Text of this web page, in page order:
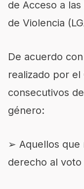
de Acceso a
de Violencia
De acuerdo
realizado por
consecutivos
género:
➢ Aquellos que
derecho al